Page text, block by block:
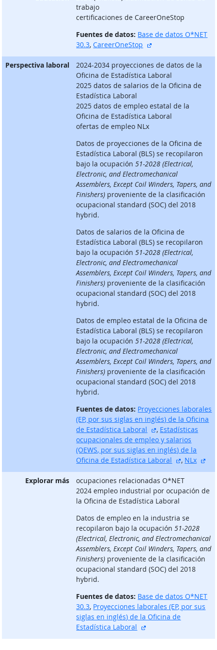
trabajo
certificaciones de CareerOneStop
Fuentes de datos: Base de datos O*NET
30.3,CareerOneStop
Perspectiva laboral
2024-2034 proyecciones de datos de la
Oficina de Estadística Laboral
2025 datos de salarios de la Oficina de
Estadística Laboral
2025 datos de empleo estatal de la
Oficina de Estadística Laboral
ofertas de empleo NLx
Datos de proyecciones de la Oficina de
Estadística Laboral (BLS) se recopilaron
bajo la ocupación51-2028 (Electrical,
Electronic, and Electromechanical
Assemblers, Except Coil Winders, Tapers, and
Finishers) proveniente de la clasificación
ocupacional standard (SOC) del 2018
hybrid.
Datos de salarios de la Oficina de
Estadística Laboral (BLS) se recopilaron
bajo la ocupación51-2028 (Electrical,
Electronic, and Electromechanical
Assemblers, Except Coil Winders, Tapers, and
Finishers) proveniente de la clasificación
ocupacional standard (SOC) del 2018
hybrid.
Datos de empleo estatal de la Oficina de
Estadística Laboral (BLS) se recopilaron
bajo la ocupación51-2028 (Electrical,
Electronic, and Electromechanical
Assemblers, Except Coil Winders, Tapers, and
Finishers) proveniente de la clasificación
ocupacional standard (SOC) del 2018
hybrid.
Fuentes de datos: Proyecciones laborales
(EP, por sus siglas en inglés) de la Oficina
de Estadística Laboral
sitio externo
, Estadísticas
ocupacionales de empleo y salarios
(OEWS, por sus siglas en inglés) de la
Oficina de Estadística Laboral
sitio
, NLx
Explorar más
ocupaciones relacionadas O*NET
2024 empleo industrial por ocupación de
la Oficina de Estadística Laboral
Datos de empleo en la industria se
recopilaron bajo la ocupación51-2028
(Electrical, Electronic, and Electromechanical
Assemblers, Except Coil Winders, Tapers, and
Finishers) proveniente de la clasificación
ocupacional standard (SOC) del 2018
hybrid.
Fuentes de datos: Base de datos O*NET
30.3, Proyecciones laborales (EP, por sus
siglas en inglés) de la Oficina de
Estadística Laboral